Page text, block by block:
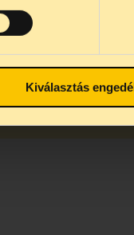
Kiválasztás
azaz két
második
hat